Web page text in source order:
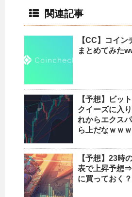
関連記事
【CC】コイ
まとめてみた
【予想】ビッ
クイーズに入
れからエクス
ら上だなｗｗｗ
【予想】23時
表で上昇予想
に買っておく？